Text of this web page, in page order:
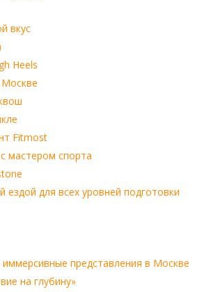
вкус
Heels
Москве
Fitmost
мастером спорта
ездой для всех уровней подготовки
представления в Москве
на глубину»